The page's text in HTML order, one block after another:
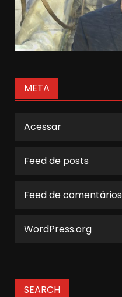
META
Acessar
Feed de posts
Feed de comentários
WordPress.org
SEARCH